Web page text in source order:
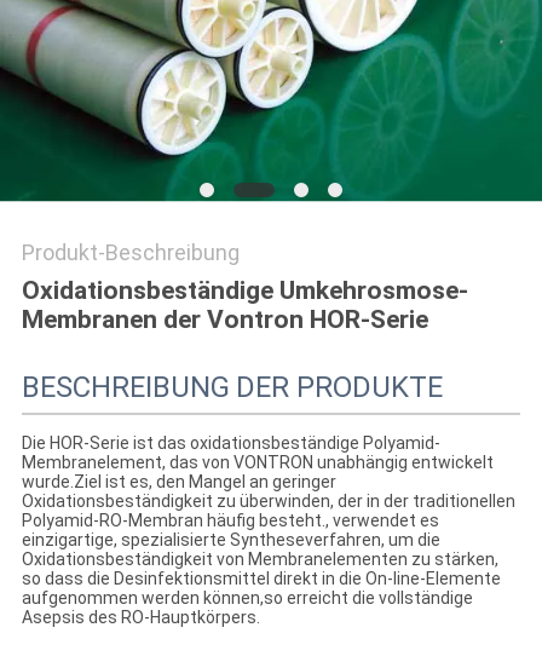
PRIVACY
POLICY
Produkt-Beschreibung
Oxidationsbeständige Umkehrosmose-
Membranen der Vontron HOR-Serie
BESCHREIBUNG DER PRODUKTE
Die HOR-Serie ist das oxidationsbeständige Polyamid-
Membranelement, das von VONTRON unabhängig entwickelt
wurde.Ziel ist es, den Mangel an geringer
Oxidationsbeständigkeit zu überwinden, der in der traditionellen
Polyamid-RO-Membran häufig besteht., verwendet es
einzigartige, spezialisierte Syntheseverfahren, um die
Oxidationsbeständigkeit von Membranelementen zu stärken,
so dass die Desinfektionsmittel direkt in die On-line-Elemente
aufgenommen werden können,so erreicht die vollständige
Asepsis des RO-Hauptkörpers.